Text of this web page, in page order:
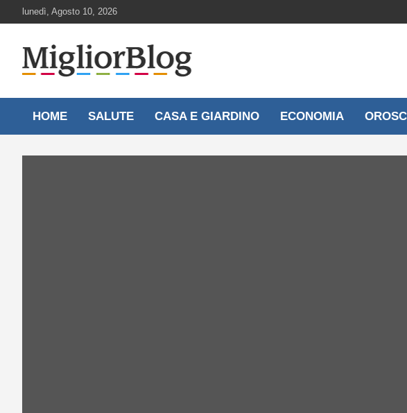
to
lunedì, Agosto 10, 2026
MigliorBlog.it
HOME SALUTE CASA E GIARDINO ECONOMIA